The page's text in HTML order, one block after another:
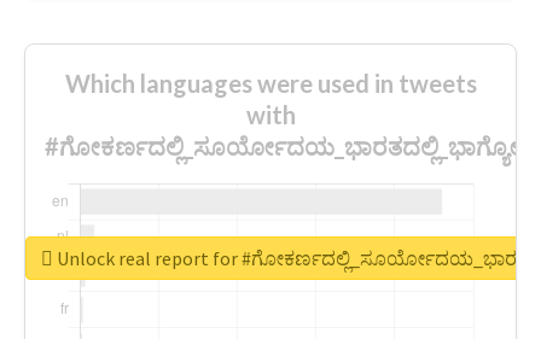
Which languages were used in tweets
with
Unlock real report for